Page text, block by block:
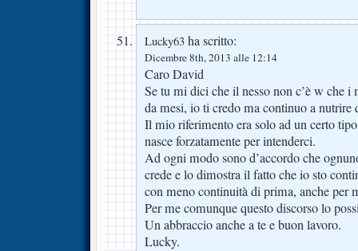
Lucky63 ha scritto:
Dicembre 8th, 2013 alle 12:14
Caro David
Se tu mi dici che il nesso non c’è w che
da mesi, io ti credo ma continuo a nutrire
Il mio riferimento era solo ad un certo
nasce forzatamente per intenderci.
Ad ogni modo sono d’accordo che
crede e lo dimostra il fatto che io sto
con meno continuità di prima, anche
Per me comunque questo discorso lo
Un abbraccio anche a te e buon lavoro.
Lucky.